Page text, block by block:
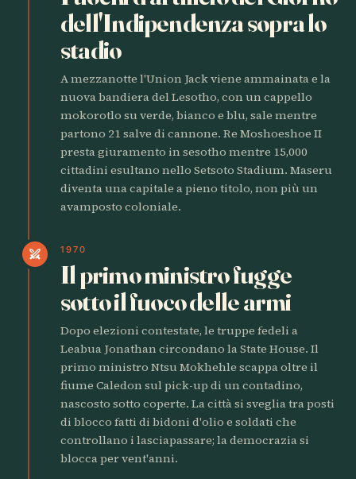
dell'Indipendenza sopra lo
stadio
A mezzanotte l'Union Jack viene ammainata e la
nuova bandiera del Lesotho, con un cappello
mokorotlo su verde, bianco e blu, sale mentre
partono 21 salve di cannone. Re Moshoeshoe II
presta giuramento in sesotho mentre 15,000
cittadini esultano nello Setsoto Stadium. Maseru
diventa una capitale a pieno titolo, non più un
avamposto coloniale.
swords 1970
Il primo ministro fugge
sotto il fuoco delle armi
Dopo elezioni contestate, le truppe fedeli a
Leabua Jonathan circondano la State House. Il
primo ministro Ntsu Mokhehle scappa oltre il
fiume Caledon sul pick-up di un contadino,
nascosto sotto coperte. La città si sveglia tra posti
di blocco fatti di bidoni d'olio e soldati che
controllano i lasciapassare; la democrazia si
blocca per vent'anni.